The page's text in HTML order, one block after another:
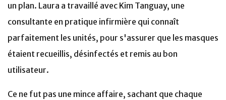
un plan. Laura a travaillé avec Kim Tanguay, une
consultante en pratique infirmière qui connaît
parfaitement les unités, pour s'assurer que les masques
étaient recueillis, désinfectés et remis au bon
utilisateur.
Ce ne fut pas une mince affaire, sachant que chaque